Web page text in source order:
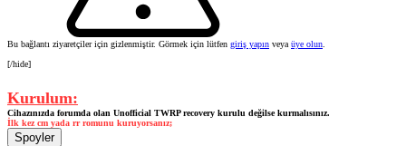
Bu bağlantı ziyaretçiler için gizlenmiştir. Görmek için lütfen giriş yapın veyaüye olun.
[/hide]
Kurulum:
Cihazınızda forumda olan Unofficial TWRP recovery kurulu değilse kurmalısınız.
İlk kez cm yada rr romunu kuruyorsanız;
Spoyler